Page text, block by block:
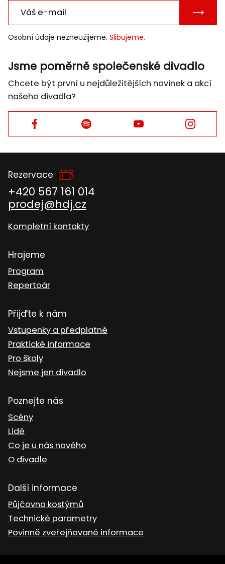
E-
Osobní údaje nezneužijeme. Slibujeme.
Jsme poměrně společenské divadlo
Chcete být první u nejdůležitějších novinek a akcí
našeho divadla?
Facebook Facebook Facebook Facebook
Rezervace
+420 567 161 014
prodej@hdj.cz
Kompletní kontakty
Hrajeme
Program
Repertoár
Přijďte k nám
Vstupenky a předplatné
Praktické informace
Pro školy
Nejsme jen divadlo
Poznejte nás
Scény
Lidé
Co je u nás nového
O divadle
Další informace
Půjčovna kostýmů
Technické parametry
Povinně zveřejňované informace